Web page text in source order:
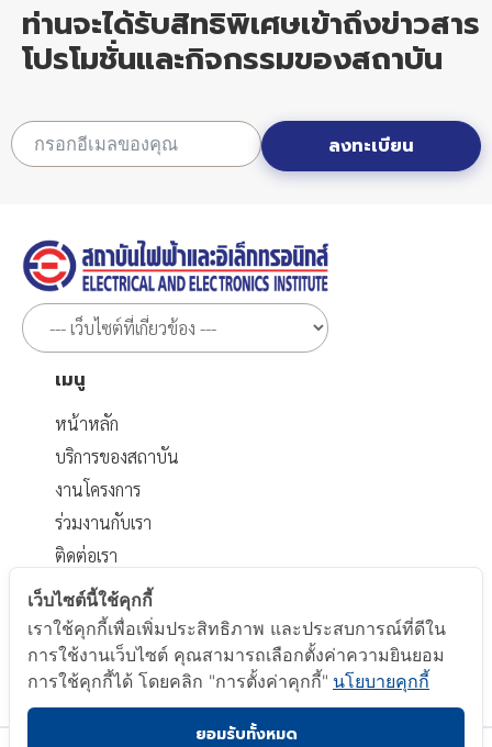
ท่านจะได้รับสิทธิพิเศษเข้าถึงข่าวสาร
โปรโมชั่นและกิจกรรมของสถาบัน
ลงทะเบียน
เมนู
หน้าหลัก
บริการของสถาบัน
งานโครงการ
ร่วมงานกับเรา
ติดต่อเรา
เอกสารที่เกี่ยวข้อง
นโยบายส่วนบุคคล
นโยบาย Cookie
เว็บไซต์นี้ใช้คุกกี้
เราใช้คุกกี้เพื่อเพิ่มประสิทธิภาพ และประสบการณ์ที่ดีใน
การใช้งานเว็บไซต์ คุณสามารถเลือกตั้งค่าความยินยอม
การใช้คุกกี้ได้ โดยคลิก "การตั้งค่าคุกกี้" นโยบายคุกกี้
ยอมรับทั้งหมด